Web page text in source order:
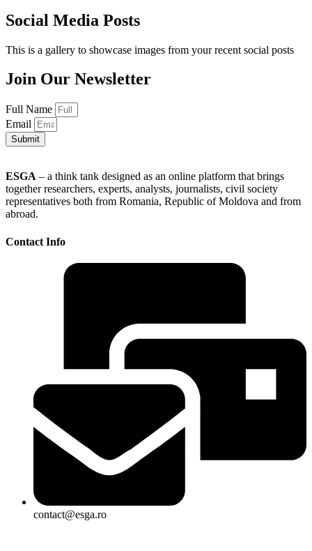
Social Media Posts
This is a gallery to showcase images from your recent social posts
Join Our Newsletter
Full Name
Email
Submit
ESGA – a think tank designed as an online platform that brings
together researchers, experts, analysts, journalists, civil society
representatives both from Romania, Republic of Moldova and from
abroad.
Contact Info
contact@esga.ro